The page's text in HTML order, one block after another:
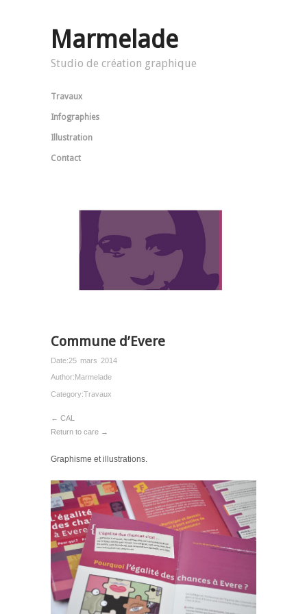
Marmelade
Studio de création graphique
Travaux
Infographies
Illustration
Contact
Commune d’Evere
Date:25 mars 2014
Author:Marmelade
Category:Travaux
← CAL
Return to care →
Graphisme et illustrations.